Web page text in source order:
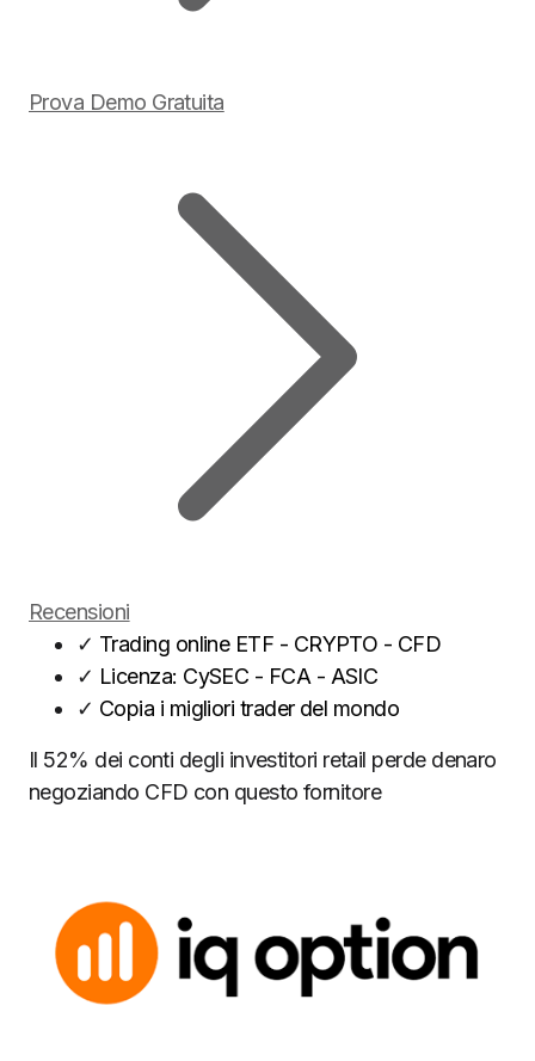
Prova Demo Gratuita
Recensioni
✓ Trading online ETF - CRYPTO - CFD
✓ Licenza: CySEC - FCA - ASIC
✓ Copia i migliori trader del mondo
Il 52% dei conti degli investitori retail perde denaro
negoziando CFD con questo fornitore